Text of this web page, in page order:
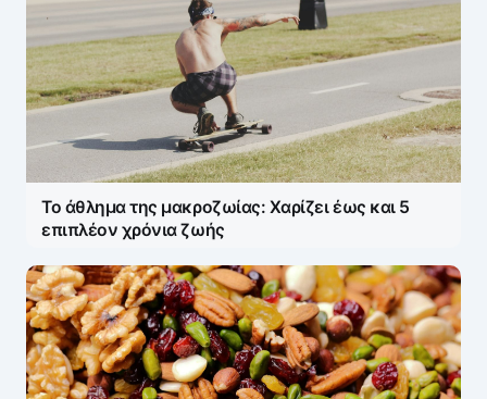
Το άθλημα της μακροζωίας: Χαρίζει έως και 5
επιπλέον χρόνια ζωής